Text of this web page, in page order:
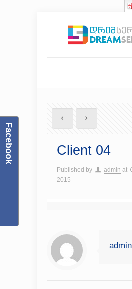
Client 04
Published by admin at
2015
admin
Facebook